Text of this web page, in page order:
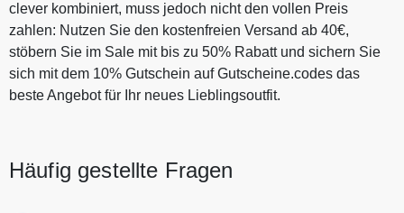
clever kombiniert, muss jedoch nicht den vollen Preis
zahlen: Nutzen Sie den kostenfreien Versand ab 40€,
stöbern Sie im Sale mit bis zu 50% Rabatt und sichern Sie
sich mit dem 10% Gutschein auf Gutscheine.codes das
beste Angebot für Ihr neues Lieblingsoutfit.
Häufig gestellte Fragen